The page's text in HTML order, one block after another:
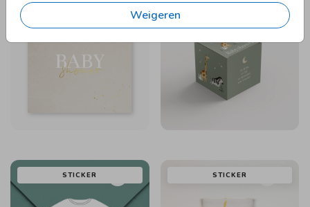
Weigeren
STICKER STICKER